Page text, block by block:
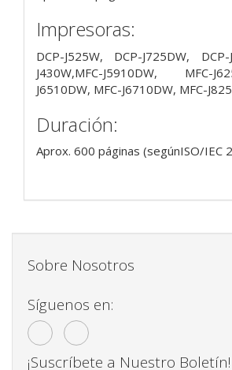
Impresoras:
DCP-J525W, DCP-J725DW,
J430W,MFC-J5910DW, MFC-
J6510DW, MFC-J6710DW, MFC-
Duración:
Aprox. 600 páginas (segúnISO/IEC
Sobre Nosotros
Síguenos en:
¡Suscríbete a Nuestro Boletín!